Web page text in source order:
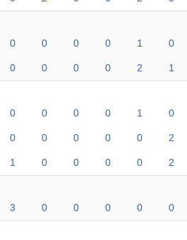
0 0 0 0 1 0
0 0 0 0 2 1
0 0 0 0 1 0
0 0 0 0 0 2
1 0 0 0 0 2
3 0 0 0 0 0